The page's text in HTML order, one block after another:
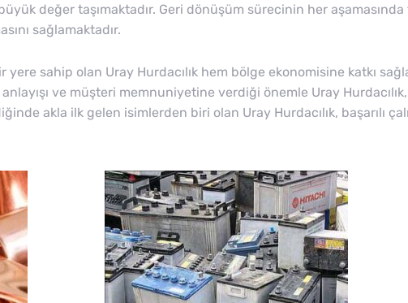
değer taşımaktadır. Geri dönüşüm sürecinin her
sağlamaktadır.
sahip olan Uray Hurdacılık hem bölge ekonomisine katkı
ve müşteri memnuniyetine verdiği önemle Uray
akla ilk gelen isimlerden biri olan Uray Hurdacılık, başarılı